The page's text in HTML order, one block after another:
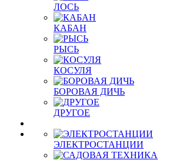
ЛОСЬ
КАБАН
РЫСЬ
КОСУЛЯ
БОРОВАЯ ДИЧЬ
ДРУГОЕ
ЭЛЕКТРОСТАНЦИИ